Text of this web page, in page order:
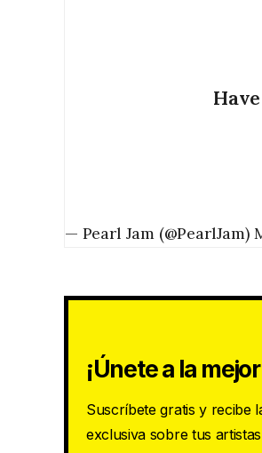
— Pearl Jam (@PearlJam)
¡Únete a la
Suscríbete gratis y recibe
exclusiva sobre tus